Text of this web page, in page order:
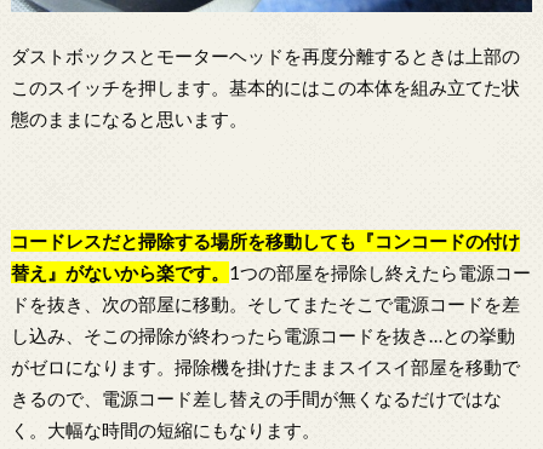
ダストボックスとモーターヘッドを再度分離するときは上部の
このスイッチを押します。基本的にはこの本体を組み立てた状
態のままになると思います。
コードレスだと掃除する場所を移動しても『コンコードの付け
替え』がないから楽です。 1つの部屋を掃除し終えたら電源コー
ドを抜き、次の部屋に移動。そしてまたそこで電源コードを差
し込み、そこの掃除が終わったら電源コードを抜き…との挙動
がゼロになります。掃除機を掛けたままスイスイ部屋を移動で
きるので、電源コード差し替えの手間が無くなるだけではな
く。大幅な時間の短縮にもなります。